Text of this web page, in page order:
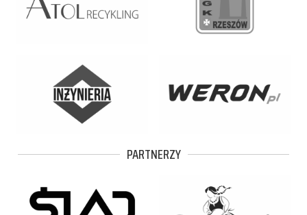
PARTNERZY